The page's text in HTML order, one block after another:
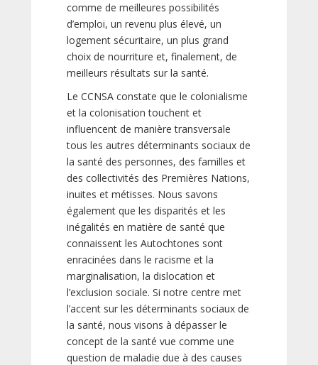
comme de meilleures possibilités
d’emploi, un revenu plus élevé, un
logement sécuritaire, un plus grand
choix de nourriture et, finalement, de
meilleurs résultats sur la santé.
Le CCNSA constate que le colonialisme
et la colonisation touchent et
influencent de manière transversale
tous les autres déterminants sociaux de
la santé des personnes, des familles et
des collectivités des Premières Nations,
inuites et métisses. Nous savons
également que les disparités et les
inégalités en matière de santé que
connaissent les Autochtones sont
enracinées dans le racisme et la
marginalisation, la dislocation et
l’exclusion sociale. Si notre centre met
l’accent sur les déterminants sociaux de
la santé, nous visons à dépasser le
concept de la santé vue comme une
question de maladie due à des causes